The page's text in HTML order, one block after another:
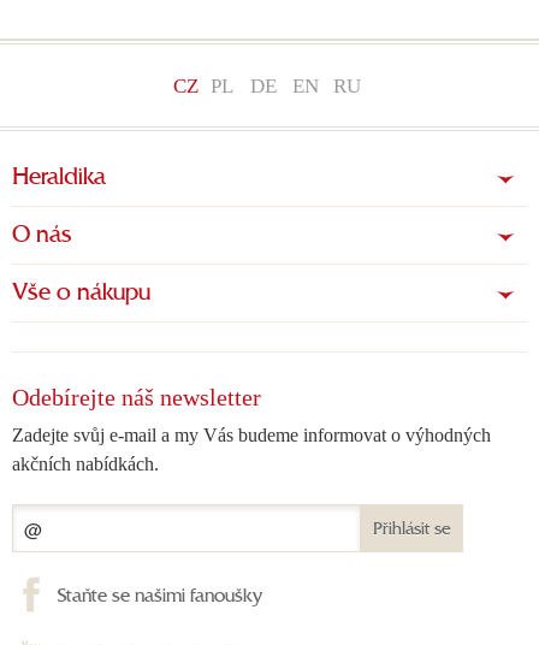
CZ PL DE EN RU
Heraldika
O nás
Vše o nákupu
Odebírejte náš newsletter
Zadejte svůj e-mail a my Vás budeme informovat o výhodných
akčních nabídkách.
Přihlásit se
Staňte se našimi fanoušky